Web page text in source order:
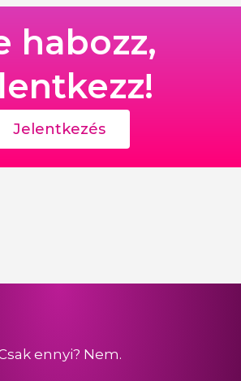
habozz,
Jelentkezés
ennyi? Nem.